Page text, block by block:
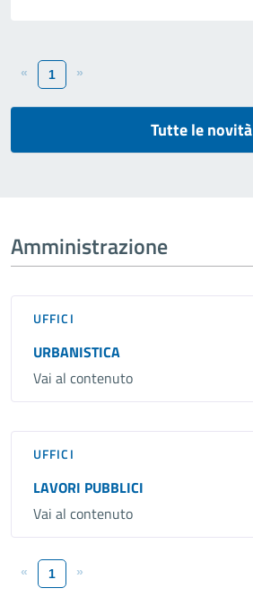
« 1 »
Tutte le novità
Amministrazione
UFFICI
URBANISTICA
Vai al contenuto
UFFICI
LAVORI PUBBLICI
Vai al contenuto
« 1 »